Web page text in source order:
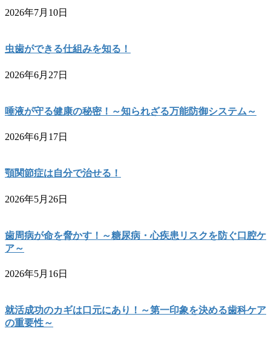
2026年7月10日
虫歯ができる仕組みを知る！
2026年6月27日
唾液が守る健康の秘密！～知られざる万能防御システム～
2026年6月17日
顎関節症は自分で治せる！
2026年5月26日
歯周病が命を脅かす！～糖尿病・心疾患リスクを防ぐ口腔ケ
ア～
2026年5月16日
就活成功のカギは口元にあり！～第一印象を決める歯科ケア
の重要性～